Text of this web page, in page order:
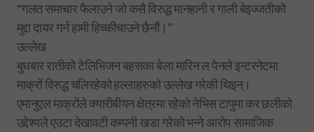
“गलत समाचार फैलाउने जो कसै विरुद्ध मानहानी र गाली बेइज्जतीको
मुद्दा दायर गर्न हामी हिच्कीचाउने छैनौं।”
उल्लेख
बुधबार रातीको टेलिभिजन बहसका बेला मारिन ल पेनले इन्टरनेटमा
माक्रों विरुद्ध चलिरहेको हल्लाहरुको उल्लेख गरेकी थिइन्।
एमानुएल माक्रोंले क्यारीबीयन क्षेत्रमा रहेको नेभिस टापुमा कर छलीको
उद्देश्यले एउटा देखावटी कम्पनी खडा गरेको भन्ने आरोप सामाजिक